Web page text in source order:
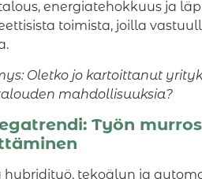
energiatehokkuus ja
toimista, joilla
Oletko jo kartoittanut
mahdollisuuksia?
Työn
hybridityö, tekoälyn ja